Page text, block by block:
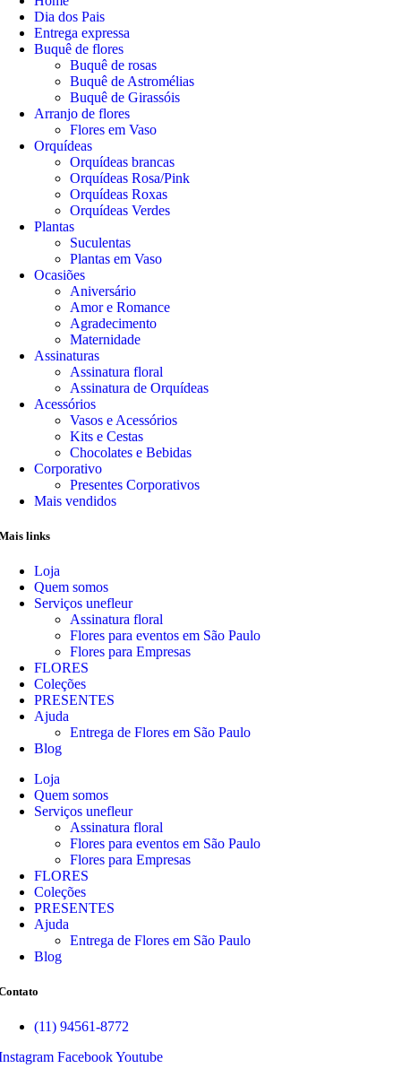
Dia dos Pais
Entrega expressa
Buquê de flores
Buquê de rosas
Buquê de Astromélias
Buquê de Girassóis
Arranjo de flores
Flores em Vaso
Orquídeas
Orquídeas brancas
Orquídeas Rosa/Pink
Orquídeas Roxas
Orquídeas Verdes
Plantas
Suculentas
Plantas em Vaso
Ocasiões
Aniversário
Amor e Romance
Agradecimento
Maternidade
Assinaturas
Assinatura floral
Assinatura de Orquídeas
Acessórios
Vasos e Acessórios
Kits e Cestas
Chocolates e Bebidas
Corporativo
Presentes Corporativos
Mais vendidos
links
Loja
Quem somos
Serviços unefleur
Assinatura floral
Flores para eventos em São Paulo
Flores para Empresas
FLORES
Coleções
PRESENTES
Ajuda
Entrega de Flores em São Paulo
Blog
Loja
Quem somos
Serviços unefleur
Assinatura floral
Flores para eventos em São Paulo
Flores para Empresas
FLORES
Coleções
PRESENTES
Ajuda
Entrega de Flores em São Paulo
Blog
(11) 94561-8772
FacebookYoutube